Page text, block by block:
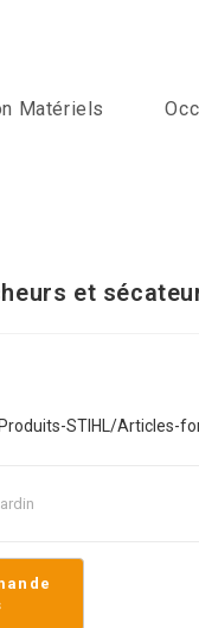
Matériels
et
STIHL/Articles-